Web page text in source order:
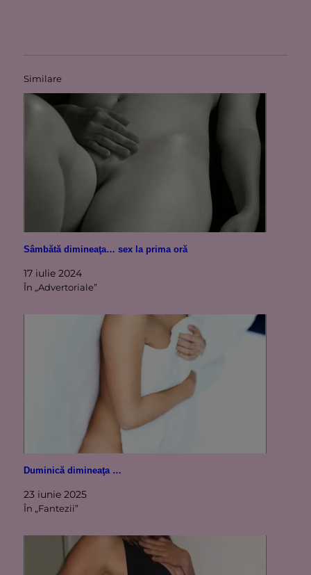
Similare
Sâmbătă dimineaţa… sex la prima oră
17 iulie 2024
În „Advertoriale”
Duminică dimineaţa …
23 iunie 2025
În „Fantezii”